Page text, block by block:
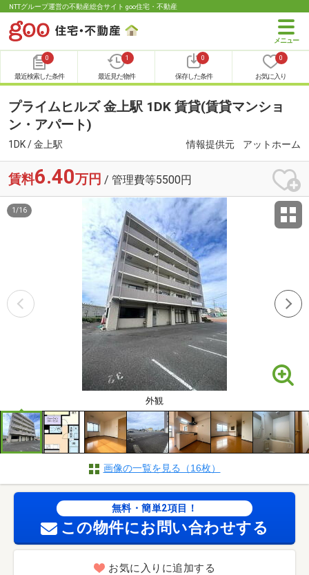
NTTグループ運営の不動産総合サイト goo住宅・不動産
0
最近検索した条件
1
最近見た物件
0
保存した条件
0
お気に入り
プライムヒルズ 金上駅 1DK 賃貸(賃貸マンショ
ン・アパート)
1DK / 金上駅 情報提供元 アットホーム
賃料6.40万円 / 管理費等5500円
外観
1 /16
画像の一覧を見る（16枚）
無料・簡単2項目！
この物件にお問い合わせする
お気に入りに追加する